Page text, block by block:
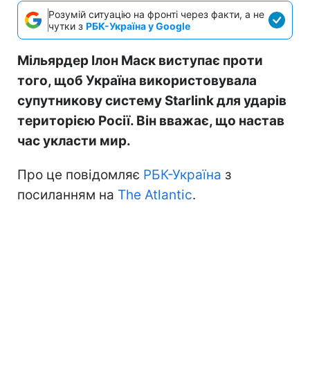
Розумій ситуацію на фронті через факти, а не
чутки з РБК-Україна у Google
Мільярдер Ілон Маск виступає проти
того, щоб Україна використовувала
супутникову систему Starlink для ударів
територією Росії. Він вважає, що настав
час укласти мир.
Про це повідомляє РБК-Україна з
посиланням на The Atlantic.